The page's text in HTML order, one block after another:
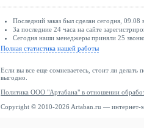
Последний заказ был сделан сегодня,
За последние 24 часа на сайте
Сегодня наши менеджеры приняли 25
Полная статистика нашей работы
Если вы все еще сомневаетесь, стоит ли делать
выгодно.
Политика ООО "Артабана" в отношении
Copyright © 2010-2026 Artaban.ru — интернет-